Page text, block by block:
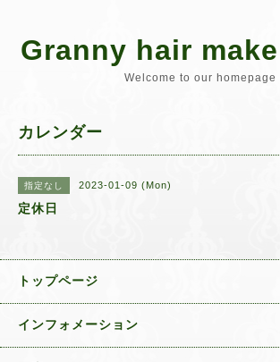
Granny hair
Welcome to our homepage
カレンダー
指定なし 2023-01-09 (Mon)
定休日
トップページ
インフォメーション